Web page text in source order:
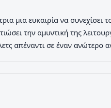
μια ευκαιρία να συνεχίσει
την αμυντική της
απέναντι σε έναν ανώτερο